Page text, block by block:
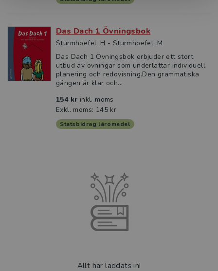
Das Dach 1 Övningsbok
Sturmhoefel, H - Sturmhoefel, M
Das Dach 1 Övningsbok erbjuder ett stort
utbud av övningar som underlättar individuell
planering och redovisning.Den grammatiska
gången är klar och...
154 kr inkl. moms
Exkl. moms: 145 kr
Statsbidrag läromedel
Allt har laddats in!